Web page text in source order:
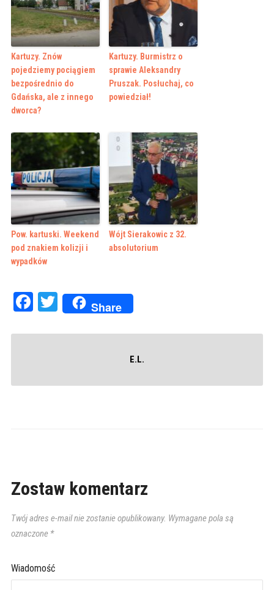
Kartuzy. Znów
pojedziemy pociągiem
bezpośrednio do
Gdańska, ale z innego
dworca?
Kartuzy. Burmistrz o
sprawie Aleksandry
Pruszak. Posłuchaj, co
powiedział!
Pow. kartuski. Weekend
pod znakiem kolizji i
wypadków
Wójt Sierakowic z 32.
absolutorium
Facebook
Twitter
Share
E.L.
Zostaw komentarz
Twój adres e-mail nie zostanie opublikowany. Wymagane pola są
oznaczone *
Wiadomość